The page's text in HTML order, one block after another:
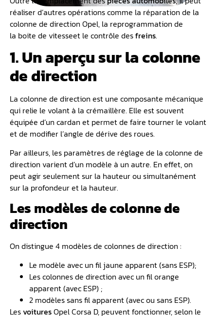
réaliser d’autres opérations comme la réparation de la
colonne de direction Opel, la reprogrammation de
la boite de vitesseet le contrôle desfreins.
1. Un aperçu sur la colonne
de direction
La colonne de direction est une composante mécanique
qui relie le volant à la crémaillère. Elle est souvent
équipée d’un cardan et permet de faire tourner le volant
et de modifier l’angle de dérive des roues.
Par ailleurs, les paramètres de réglage de la colonne de
direction varient d’un modèle à un autre. En effet, on
peut agir seulement sur la hauteur ou simultanément
sur la profondeur et la hauteur.
Les modèles de colonne de
direction
On distingue 4 modèles de colonnes de direction :
Le modèle avec un fil jaune apparent (sans ESP);
Les colonnes de direction avec un fil orange
apparent (avec ESP) ;
2 modèles sans fil apparent (avec ou sans ESP).
LesvoituresOpel Corsa D, peuvent fonctionner, selon le